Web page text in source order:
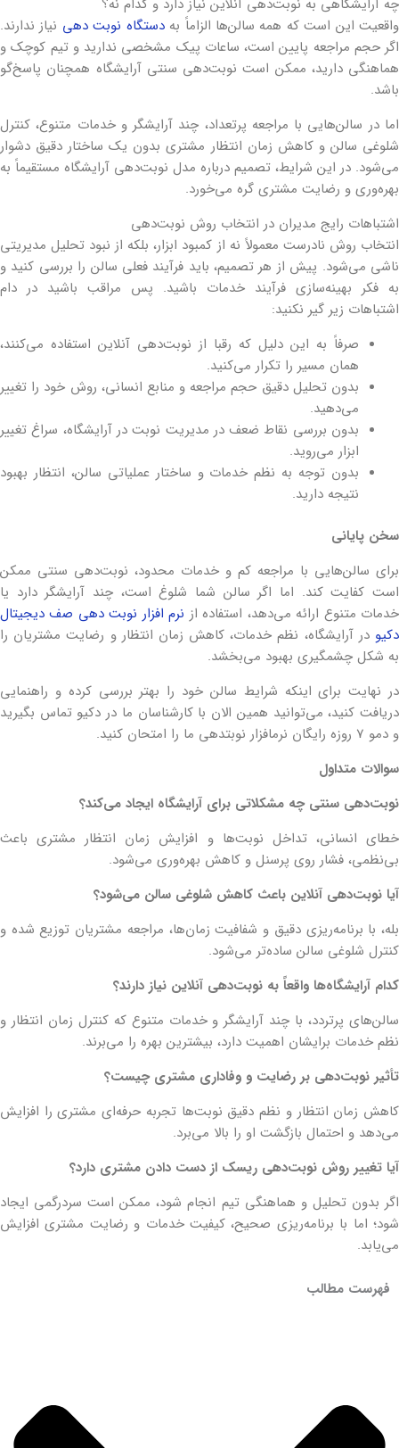
چه آرایشگاهی به نوبت‌دهی آنلاین نیاز دارد و کدام نه؟
واقعیت این است که همه سالن‌ها الزاماً بهدستگاه نوبت دهی نیاز ندارند.
اگر حجم مراجعه پایین است، ساعات پیک مشخصی ندارید و تیم کوچک و
هماهنگی دارید، ممکن است نوبت‌دهی سنتی آرایشگاه همچنان پاسخ‌گو
باشد.
اما در سالن‌هایی با مراجعه پرتعداد، چند آرایشگر و خدمات متنوع، کنترل
شلوغی سالن و کاهش زمان انتظار مشتری بدون یک ساختار دقیق دشوار
می‌شود. در این شرایط، تصمیم درباره مدل نوبت‌دهی آرایشگاه مستقیماً به
بهره‌وری و رضایت مشتری گره می‌خورد.
اشتباهات رایج مدیران در انتخاب روش نوبت‌دهی
انتخاب روش نادرست معمولاً نه از کمبود ابزار، بلکه از نبود تحلیل مدیریتی
ناشی می‌شود. پیش از هر تصمیم، باید فرآیند فعلی سالن را بررسی کنید و
به فکر بهینه‌سازی فرآیند خدمات باشید. پس مراقب باشید در دام
اشتباهات زیر گیر نکنید:
صرفاً به این دلیل که رقبا از نوبت‌دهی آنلاین استفاده می‌کنند،
همان مسیر را تکرار می‌کنید.
بدون تحلیل دقیق حجم مراجعه و منابع انسانی، روش خود را تغییر
می‌دهید.
بدون بررسی نقاط ضعف در مدیریت نوبت در آرایشگاه، سراغ تغییر
ابزار می‌روید.
بدون توجه به نظم خدمات و ساختار عملیاتی سالن، انتظار بهبود
نتیجه دارید.
سخن پایانی
برای سالن‌هایی با مراجعه کم و خدمات محدود، نوبت‌دهی سنتی ممکن
است کفایت کند. اما اگر سالن شما شلوغ است، چند آرایشگر دارد یا
خدمات متنوع ارائه می‌دهد، استفاده از نرم افزار نوبت دهی صف دیجیتال
دکیو در آرایشگاه، نظم خدمات، کاهش زمان انتظار و رضایت مشتریان را
به شکل چشمگیری بهبود می‌بخشد.
در نهایت برای اینکه شرایط سالن خود را بهتر بررسی کرده و راهنمایی
دریافت کنید، می‌توانید همین الان با کارشناسان ما در دکیو تماس بگیرید
و دمو 7 روزه رایگان نرم‎افزار نوبت‎دهی ما را امتحان کنید.
سوالات متداول
نوبت‌دهی سنتی چه مشکلاتی برای آرایشگاه ایجاد می‌کند؟
خطای انسانی، تداخل نوبت‌ها و افزایش زمان انتظار مشتری باعث
بی‌نظمی، فشار روی پرسنل و کاهش بهره‌وری می‌شود.
آیا نوبت‌دهی آنلاین باعث کاهش شلوغی سالن می‌شود؟
بله، با برنامه‌ریزی دقیق و شفافیت زمان‌ها، مراجعه مشتریان توزیع شده و
کنترل شلوغی سالن ساده‌تر می‌شود.
کدام آرایشگاه‌ها واقعاً به نوبت‌دهی آنلاین نیاز دارند؟
سالن‌های پرتردد، با چند آرایشگر و خدمات متنوع که کنترل زمان انتظار و
نظم خدمات برایشان اهمیت دارد، بیشترین بهره را می‌برند.
تأثیر نوبت‌دهی بر رضایت و وفاداری مشتری چیست؟
کاهش زمان انتظار و نظم دقیق نوبت‌ها تجربه حرفه‌ای مشتری را افزایش
می‌دهد و احتمال بازگشت او را بالا می‌برد.
آیا تغییر روش نوبت‌دهی ریسک از دست دادن مشتری دارد؟
اگر بدون تحلیل و هماهنگی تیم انجام شود، ممکن است سردرگمی ایجاد
شود؛ اما با برنامه‌ریزی صحیح، کیفیت خدمات و رضایت مشتری افزایش
می‌یابد.
فهرست مطالب